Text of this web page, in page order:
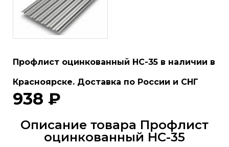
Профлист оцинкованный НС-35 в наличии в
Красноярске. Доставка по России и СНГ
938 ₽
Описание товара Профлист
оцинкованный НС-35